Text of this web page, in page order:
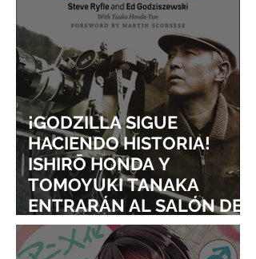
¡GODZILLA SIGUE
HACIENDO HISTORIA!
ISHIRŌ HONDA Y
TOMOYUKI TANAKA
ENTRARÁN AL SALÓN DE
LA FAMA DE LOS EFECTOS
VISUALES